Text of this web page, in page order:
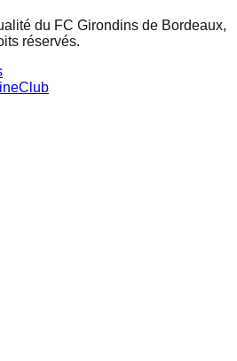
du FC Girondins de Bordeaux,
réservés.
Club